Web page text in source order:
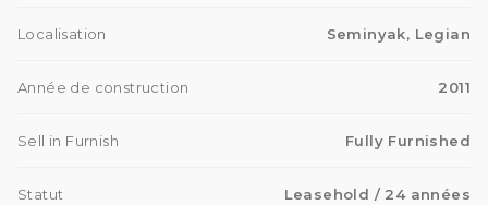
Localisation Seminyak, Legian
Année de construction 2011
Sell in Furnish Fully Furnished
Statut Leasehold / 24 années